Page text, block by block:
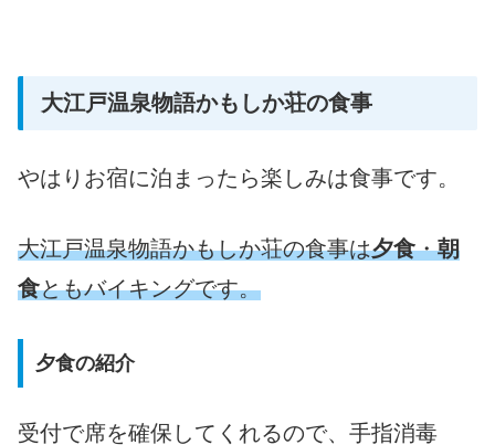
大江戸温泉物語かもしか荘の食事
やはりお宿に泊まったら楽しみは食事です。
大江戸温泉物語かもしか荘の食事は夕食・朝
食ともバイキングです。
夕食の紹介
受付で席を確保してくれるので、手指消毒